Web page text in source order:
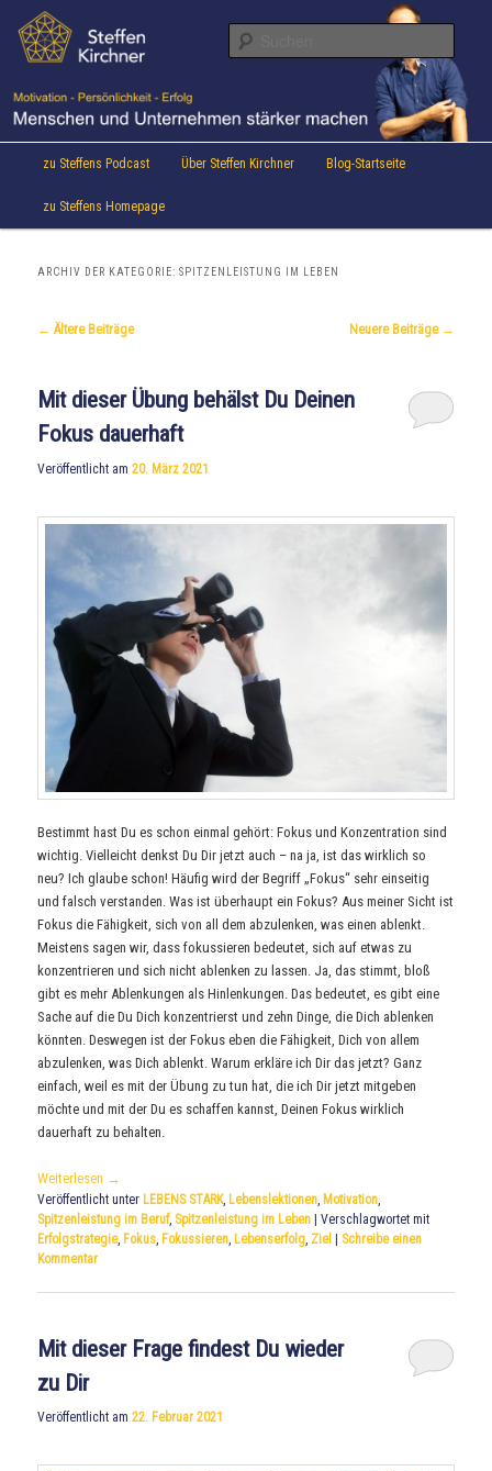
Inhalt
wechseln
sekundären
Inhalt
Steffen Kirchner Blog
Aktuelles von Speaker & Motivationstrainer Steffen Kirchner
Hauptmenü
zu Steffens Podcast Über Steffen Kirchner Blog-Startseite
zu Steffens Homepage
ARCHIV DER KATEGORIE:SPITZENLEISTUNG IM LEBEN
Beitrags-
← Ältere Beiträge Neuere Beiträge →
Mit dieser Übung behälst Du Deinen
Fokus dauerhaft
Veröffentlicht am20. März 2021
Bestimmt hast Du es schon einmal gehört: Fokus und Konzentration sind
wichtig. Vielleicht denkst Du Dir jetzt auch – na ja, ist das wirklich so
neu? Ich glaube schon! Häufig wird der Begriff „Fokus“ sehr einseitig
und falsch verstanden. Was ist überhaupt ein Fokus? Aus meiner Sicht ist
Fokus die Fähigkeit, sich von all dem abzulenken, was einen ablenkt.
Meistens sagen wir, dass fokussieren bedeutet, sich auf etwas zu
konzentrieren und sich nicht ablenken zu lassen. Ja, das stimmt, bloß
gibt es mehr Ablenkungen als Hinlenkungen. Das bedeutet, es gibt eine
Sache auf die Du Dich konzentrierst und zehn Dinge, die Dich ablenken
könnten. Deswegen ist der Fokus eben die Fähigkeit, Dich von allem
abzulenken, was Dich ablenkt. Warum erkläre ich Dir das jetzt? Ganz
einfach, weil es mit der Übung zu tun hat, die ich Dir jetzt mitgeben
möchte und mit der Du es schaffen kannst, Deinen Fokus wirklich
dauerhaft zu behalten.
Weiterlesen →
Veröffentlicht unter LEBENS STARK, Lebenslektionen Motivation
Spitzenleistung im Beruf, Spitzenleistung im Leben |Verschlagwortet mit
Erfolgstrategie, Fokus Fokussieren Lebenserfolg Ziel | Schreibe einen
Kommentar
Mit dieser Frage findest Du wieder
zu Dir
Veröffentlicht am22. Februar 2021